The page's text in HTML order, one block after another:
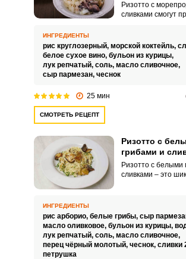
Ризотто с
сливками смогут
менее получаса.
ИНГРЕДИЕНТЫ
рис круглозерный, морской коктейль,
белое сухое вино, бульон из курицы,
лук репчатый, соль, масло сливочное,
сыр пармезан, чеснок
25 мин
СМОТРЕТЬ РЕЦЕПТ
Ризотто с
грибами и
Ризотто с белыми
сливками – это
несложный и под
неопытным
ИНГРЕДИЕНТЫ
рис арборио, белые грибы, сыр
масло оливковое, бульон из курицы,
лук репчатый, соль, масло сливочное,
перец чёрный молотый, чеснок, сливки
петрушка